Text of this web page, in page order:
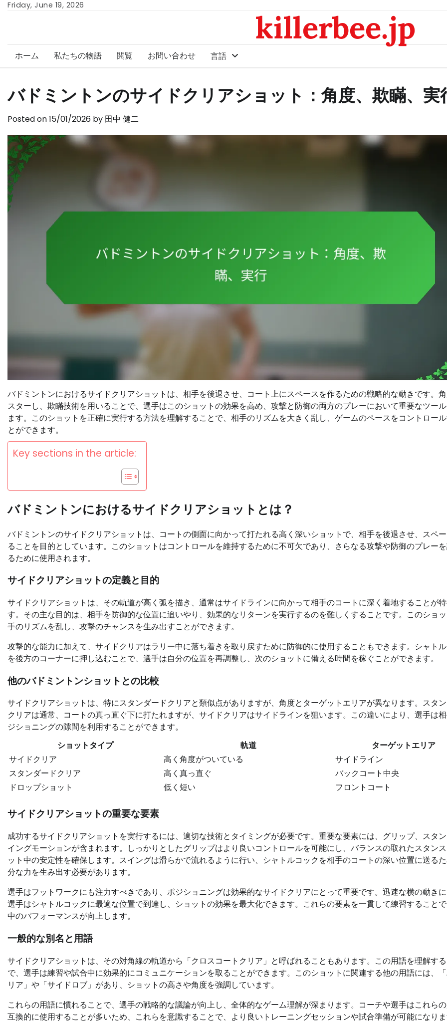
SkipFriday, June 19, 2026
killerbee.jp
ホーム 私たちの物語 閲覧 お問い合わせ 言語
バドミントンのサイドクリアショット：角度、欺瞞、実
Posted on15/01/2026 by 田中 健二
バドミントンにおけるサイドクリアショットは、相手を後退させ、コート上にスペースを作るための戦略的な動きです。
スターし、欺瞞技術を用いることで、選手はこのショットの効果を高め、攻撃と防御の両方のプレーにおいて重要なツー
ます。このショットを正確に実行する方法を理解することで、相手のリズムを大きく乱し、ゲームのペースをコントロー
とができます。
Key sections in the article:
バドミントンにおけるサイドクリアショットとは？
バドミントンのサイドクリアショットは、コートの側面に向かって打たれる高く深いショットで、相手を後退させ、スペ
ることを目的としています。このショットはコントロールを維持するために不可欠であり、さらなる攻撃や防御のプレー
るために使用されます。
サイドクリアショットの定義と目的
サイドクリアショットは、その軌道が高く弧を描き、通常はサイドラインに向かって相手のコートに深く着地することが
す。その主な目的は、相手を防御的な位置に追いやり、効果的なリターンを実行するのを難しくすることです。このショ
手のリズムを乱し、攻撃のチャンスを生み出すことができます。
攻撃的な能力に加えて、サイドクリアはラリー中に落ち着きを取り戻すために防御的に使用することもできます。シャト
を後方のコーナーに押し込むことで、選手は自分の位置を再調整し、次のショットに備える時間を稼ぐことができます。
他のバドミントンショットとの比較
サイドクリアショットは、特にスタンダードクリアと類似点がありますが、角度とターゲットエリアが異なります。スタ
クリアは通常、コートの真っ直ぐ下に打たれますが、サイドクリアはサイドラインを狙います。この違いにより、選手は
ジショニングの隙間を利用することができます。
ショットタイプ
軌道
ターゲットエリア
サイドクリア
高く角度がついている
サイドライン
スタンダードクリア
高く真っ直ぐ
バックコート中央
ドロップショット
低く短い フロントコート
サイドクリアショットの重要な要素
成功するサイドクリアショットを実行するには、適切な技術とタイミングが必要です。重要な要素には、グリップ、スタ
イングモーションが含まれます。しっかりとしたグリップはより良いコントロールを可能にし、バランスの取れたスタン
ット中の安定性を確保します。スイングは滑らかで流れるように行い、シャトルコックを相手のコートの深い位置に送る
分な力を生み出す必要があります。
選手はフットワークにも注力すべきであり、ポジショニングは効果的なサイドクリアにとって重要です。迅速な横の動き
選手はシャトルコックに最適な位置で到達し、ショットの効果を最大化できます。これらの要素を一貫して練習すること
中のパフォーマンスが向上します。
一般的な別名と用語
サイドクリアショットは、その対角線の軌道から「クロスコートクリア」と呼ばれることもあります。この用語を理解す
で、選手は練習や試合中に効果的にコミュニケーションを取ることができます。このショットに関連する他の用語には、
リア」や「サイドロブ」があり、ショットの高さや角度を強調しています。
これらの用語に慣れることで、選手の戦略的な議論が向上し、全体的なゲーム理解が深まります。コーチや選手はこれら
互換的に使用することが多いため、これらを意識することで、より良いトレーニングセッションや試合準備が可能になり